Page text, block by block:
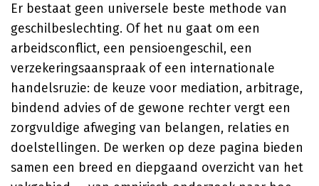
Er bestaat geen universele beste methode van
geschilbeslechting. Of het nu gaat om een
arbeidsconflict, een pensioengeschil, een
verzekeringsaanspraak of een internationale
handelsruzie: de keuze voor mediation, arbitrage,
bindend advies of de gewone rechter vergt een
zorgvuldige afweging van belangen, relaties en
doelstellingen. De werken op deze pagina bieden
samen een breed en diepgaand overzicht van het